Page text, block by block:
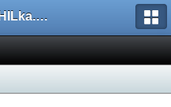
ФОРУМ PHILka.RU